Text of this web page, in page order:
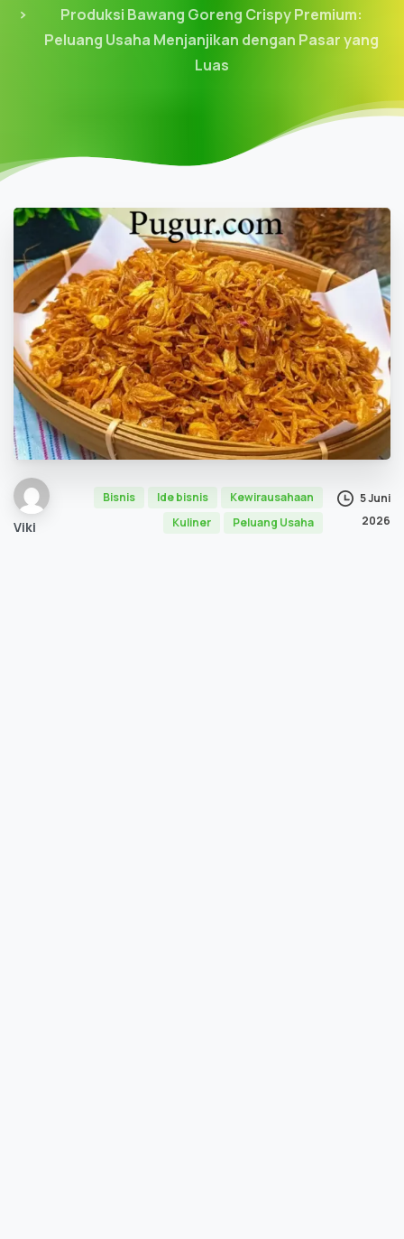
Produksi Bawang Goreng Crispy Premium:
Peluang Usaha Menjanjikan dengan Pasar yang
Luas
Viki
Bisnis Ide bisnis
Kewirausahaan
Kuliner
Peluang Usaha
5 Juni
2026